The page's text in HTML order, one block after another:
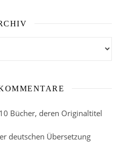
Bücher, deren Originaltitel
deutschen Übersetzung